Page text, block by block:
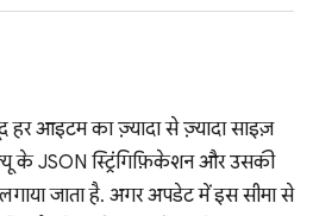
हर आइटम का ज़्यादा से ज़्यादा साइज़
के JSON स्ट्रिंगिफ़िकेशन और उसकी
जाता है. अगर अपडेट में इस सीमा से